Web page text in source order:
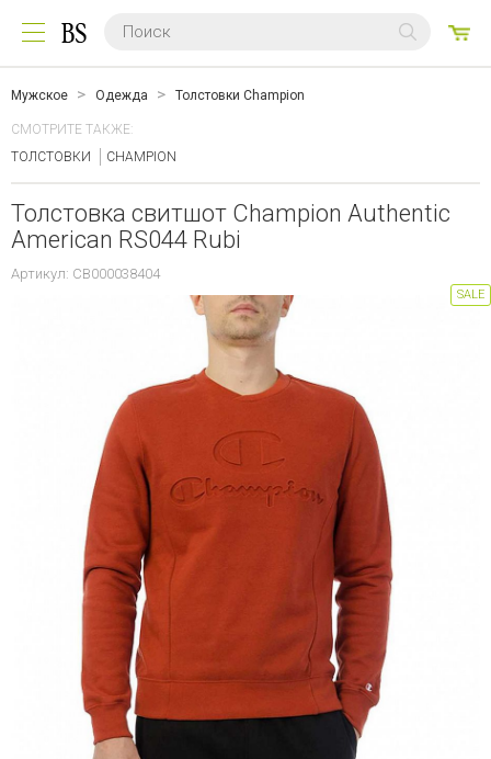
Мужское Одежда Толстовки Champion
СМОТРИТЕ ТАКЖЕ:
ТОЛСТОВКИ
CHAMPION
Толстовка свитшот Champion Authentic
American RS044 Rubi
Артикул: CB000038404
SALE